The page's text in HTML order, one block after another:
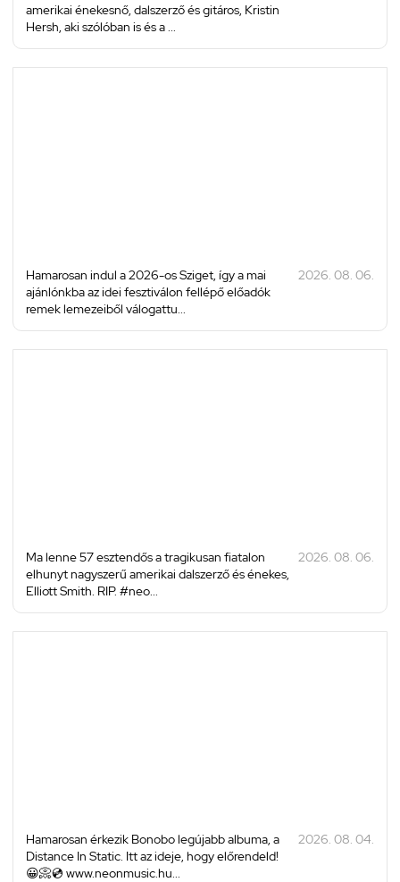
amerikai énekesnő, dalszerző és gitáros, Kristin
Hersh, aki szólóban is és a ...
Hamarosan indul a 2026-os Sziget, így a mai
ajánlónkba az idei fesztiválon fellépő előadók
remek lemezeiből válogattu...
2026. 08. 06.
Ma lenne 57 esztendős a tragikusan fiatalon
elhunyt nagyszerű amerikai dalszerző és énekes,
Elliott Smith. RIP. #neo...
2026. 08. 06.
Hamarosan érkezik Bonobo legújabb albuma, a
Distance In Static. Itt az ideje, hogy előrendeld!
😀📀💿 www.neonmusic.hu...
2026. 08. 04.